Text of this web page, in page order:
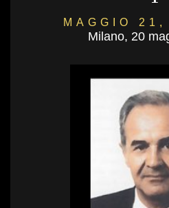
MAGGIO 21,
Milano, 20